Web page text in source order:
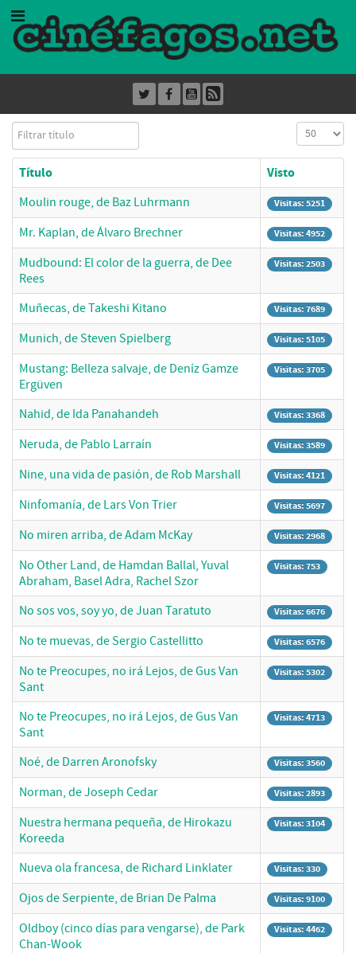
Filtrar título Cantidad
Título Visto
Moulin rouge, de Baz Luhrmann Visitas: 5251
Mr. Kaplan, de Álvaro Brechner Visitas: 4952
Mudbound: El color de la guerra, de Dee
Rees
Visitas: 2503
Muñecas, de Takeshi Kitano Visitas: 7689
Munich, de Steven Spielberg Visitas: 5105
Mustang: Belleza salvaje, de Deníz Gamze
Ergüven
Visitas: 3705
Nahid, de Ida Panahandeh Visitas: 3368
Neruda, de Pablo Larraín Visitas: 3589
Nine, una vida de pasión, de Rob Marshall Visitas: 4121
Ninfomanía, de Lars Von Trier Visitas: 5697
No miren arriba, de Adam McKay Visitas: 2968
No Other Land, de Hamdan Ballal, Yuval
Abraham, Basel Adra, Rachel Szor
Visitas: 753
No sos vos, soy yo, de Juan Taratuto Visitas: 6676
No te muevas, de Sergio Castellitto Visitas: 6576
No te Preocupes, no irá Lejos, de Gus Van
Sant
Visitas: 5302
No te Preocupes, no irá Lejos, de Gus Van
Sant
Visitas: 4713
Noé, de Darren Aronofsky Visitas: 3560
Norman, de Joseph Cedar Visitas: 2893
Nuestra hermana pequeña, de Hirokazu
Koreeda
Visitas: 3104
Nueva ola francesa, de Richard Linklater Visitas: 330
Ojos de Serpiente, de Brian De Palma Visitas: 9100
Oldboy (cinco días para vengarse), de Park
Chan-Wook
Visitas: 4462